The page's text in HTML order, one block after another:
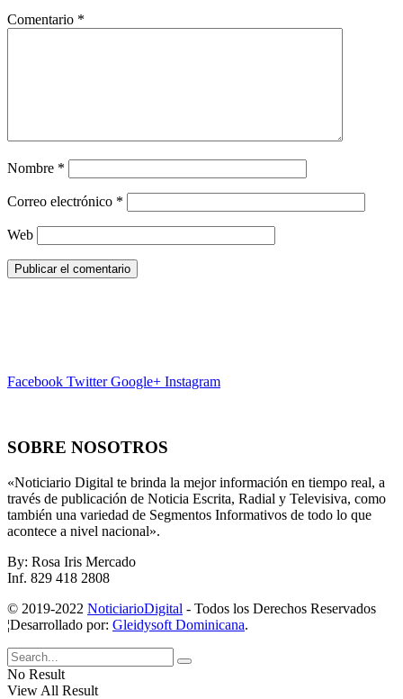
Comentario *
Nombre *
Correo electrónico *
Web
Facebook Twitter Google+ Instagram
SOBRE NOSOTROS
«Noticiario Digital te brinda la mejor información en tiempo real, a
través de publicación de Noticia Escrita, Radial y Televisiva, como
también una variedad de Segmentos Informativos de todo lo que
acontece a nivel nacional».
By: Rosa Iris Mercado
Inf. 829 418 2808
© 2019-2022 NoticiarioDigital - Todos los Derechos Reservados
¦Desarrollado por: Gleidysoft Dominicana.
No Result
View All Result